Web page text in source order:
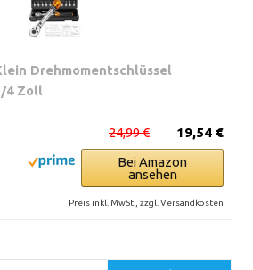
Drehmomentschlüssel
4 Zoll
19,54 €
24,99 €
Bei Amazon
ansehen
Preis inkl. MwSt., zzgl. Versandkosten